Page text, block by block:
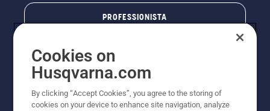
PROFESSIONISTA
Cookies on
Husqvarna.com
By clicking “Accept Cookies”, you agree to the storing of
cookies on your device to enhance site navigation, analyze